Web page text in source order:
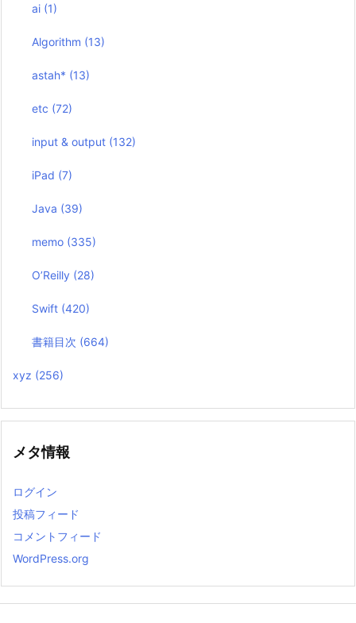
ai (1)
Algorithm (13)
astah* (13)
etc (72)
input & output (132)
iPad (7)
Java (39)
memo (335)
O’Reilly (28)
Swift (420)
書籍目次 (664)
xyz (256)
メタ情報
ログイン
投稿フィード
コメントフィード
WordPress.org